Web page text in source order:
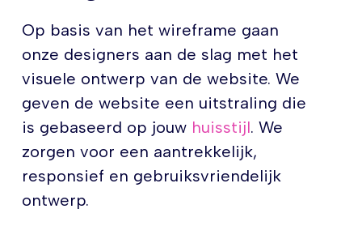
Op basis van het wireframe gaan
onze designers aan de slag met het
visuele ontwerp van de website. We
geven de website een uitstraling die
is gebaseerd op jouw huisstijl. We
zorgen voor een aantrekkelijk,
responsief en gebruiksvriendelijk
ontwerp.